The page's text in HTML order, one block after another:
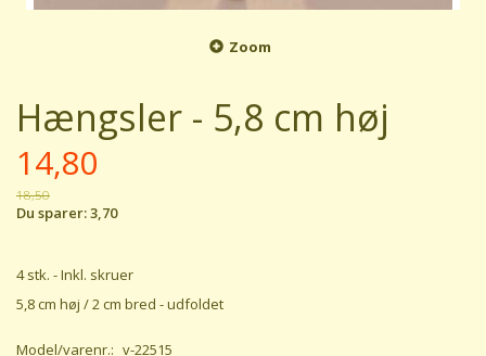
Zoom
Hængsler - 5,8 cm høj
14,80
18,50
Du sparer:3,70
4 stk. - Inkl. skruer
5,8 cm høj / 2 cm bred - udfoldet
Model/varenr.: v-22515